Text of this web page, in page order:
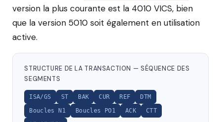
version la plus courante est la 4010 VICS, bien
que la version 5010 soit également en utilisation
active.
STRUCTURE DE LA TRANSACTION — SÉQUENCE DES
SEGMENTS
ISA/GS ST BAK CUR REF
DTM
Boucles N1
Boucles PO1 ACK
CTT